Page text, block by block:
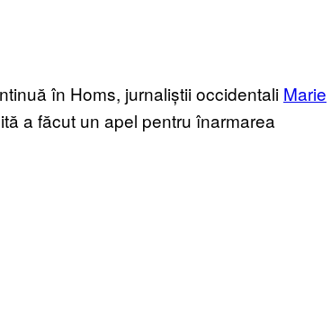
în Homs, jurnaliștii occidentali Marie
a făcut un apel pentru înarmarea